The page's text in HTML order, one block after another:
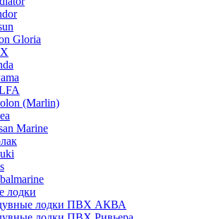
Gloria
(Marlin)
Marine
лодки
лодки ПВХ АКВА